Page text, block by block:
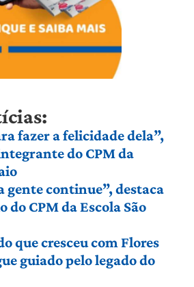
fazer a felicidade dela”,
do CPM da
gente continue”, destaca
CPM da Escola São
que cresceu com Flores
guiado pelo legado do